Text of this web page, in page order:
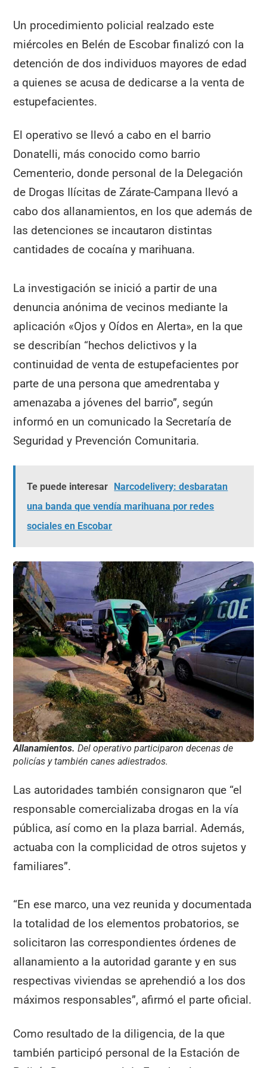
Un procedimiento policial realzado este
miércoles en Belén de Escobar finalizó con la
detención de dos individuos mayores de edad
a quienes se acusa de dedicarse a la venta de
estupefacientes.
El operativo se llevó a cabo en el barrio
Donatelli, más conocido como barrio
Cementerio, donde personal de la Delegación
de Drogas Ilícitas de Zárate-Campana llevó a
cabo dos allanamientos, en los que además de
las detenciones se incautaron distintas
cantidades de cocaína y marihuana.
La investigación se inició a partir de una
denuncia anónima de vecinos mediante la
aplicación «Ojos y Oídos en Alerta», en la que
se describían “hechos delictivos y la
continuidad de venta de estupefacientes por
parte de una persona que amedrentaba y
amenazaba a jóvenes del barrio”, según
informó en un comunicado la Secretaría de
Seguridad y Prevención Comunitaria.
Te puede interesar Narcodelivery: desbaratan
una banda que vendía marihuana por redes
sociales en Escobar
Allanamientos. Del operativo participaron decenas de
policías y también canes adiestrados.
Las autoridades también consignaron que “el
responsable comercializaba drogas en la vía
pública, así como en la plaza barrial. Además,
actuaba con la complicidad de otros sujetos y
familiares”.
“En ese marco, una vez reunida y documentada
la totalidad de los elementos probatorios, se
solicitaron las correspondientes órdenes de
allanamiento a la autoridad garante y en sus
respectivas viviendas se aprehendió a los dos
máximos responsables”, afirmó el parte oficial.
Como resultado de la diligencia, de la que
también participó personal de la Estación de